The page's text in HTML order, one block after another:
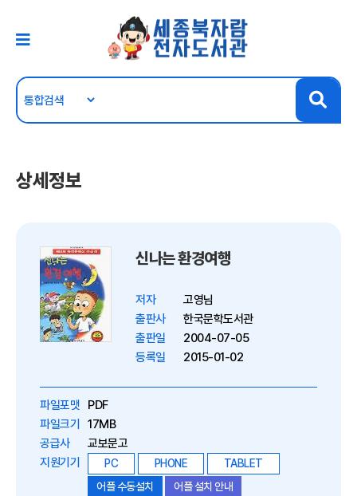
상세정보
신나는 환경여행
저자
고영님
출판사
한국문학도서관
출판일
2004-07-05
등록일
2015-01-02
파일포맷
PDF
파일크기
17MB
공급사
교보문고
지원기기
PC PHONE
TABLET
어플 수동설치
어플 설치 안내